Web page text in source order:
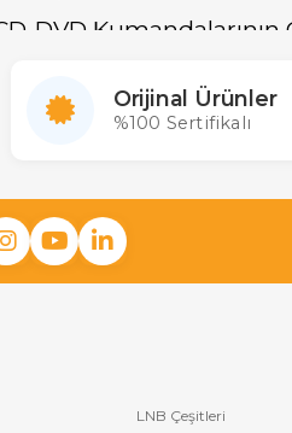
DVD Kumandalarının
Dayanıklı Malzeme:
Uzun
Ergonomik Kullanım:Kolay ve
Toptan ve Perakende Fiyat
Perakende Satış:
Kişisel
Toptan Satış:
Adet bazlı
Kumandayı Seçmek Çok
Orijinal Ürünler
%100 Sertifikalı
LNB Çeşitleri